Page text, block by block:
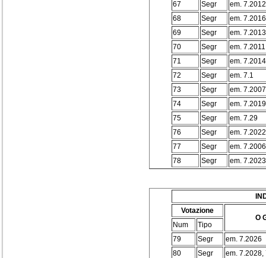
67 Segr
em. 7.2012
68
Segr
em. 7.2016
69
Segr
em. 7.2013
70
Segr
em. 7.2011
71
Segr
em. 7.2014
72
Segr
em. 7.1
73
Segr
em.
74
Segr
em. 7.2019
75
Segr
em. 7.29
76
Segr
em. 7.2022
77
Segr
em. 7.2006
78
Segr em. 7.2023
Votazione
O
Num
Tipo
79
Segr
em. 7.2026
80
Segr
em. 7.2028,